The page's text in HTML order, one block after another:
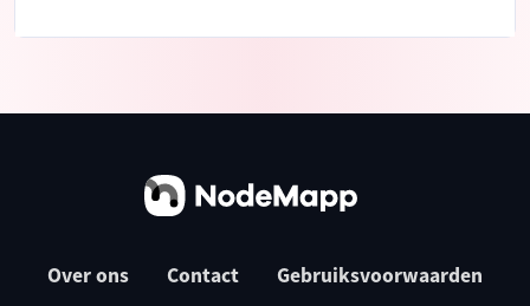
Over ons Contact Gebruiksvoorwaarden